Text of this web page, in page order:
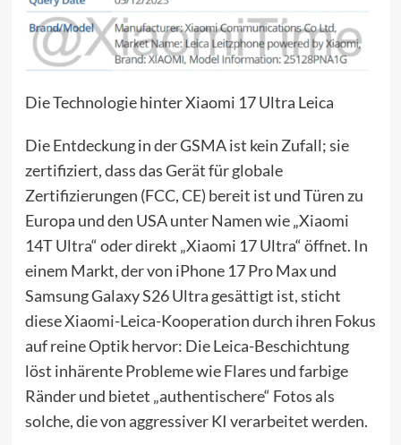
Die Technologie hinter Xiaomi 17 Ultra Leica
Die Entdeckung in der GSMA ist kein Zufall; sie
zertifiziert, dass das Gerät für globale
Zertifizierungen (FCC, CE) bereit ist und Türen zu
Europa und den USA unter Namen wie „Xiaomi
14T Ultra“ oder direkt „Xiaomi 17 Ultra“ öffnet. In
einem Markt, der von iPhone 17 Pro Max und
Samsung Galaxy S26 Ultra gesättigt ist, sticht
diese Xiaomi-Leica-Kooperation durch ihren Fokus
auf reine Optik hervor: Die Leica-Beschichtung
löst inhärente Probleme wie Flares und farbige
Ränder und bietet „authentischere“ Fotos als
solche, die von aggressiver KI verarbeitet werden.